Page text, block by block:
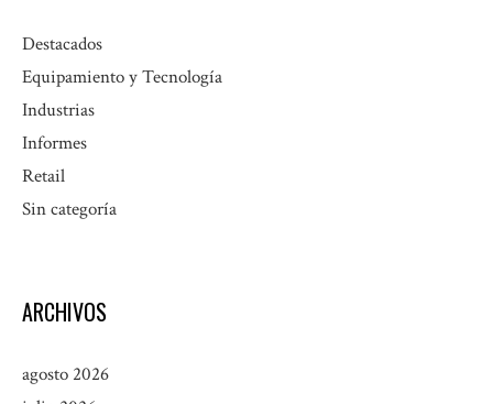
Destacados
Equipamiento y Tecnología
Industrias
Informes
Retail
Sin categoría
ARCHIVOS
agosto 2026